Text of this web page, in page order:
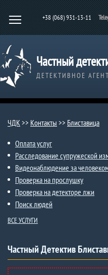
+38 (068) 931-13-11
Частный
ДЕТЕКТИВНОЕ
ЧДК>> Контакты >> Блиставица
Оплата услуг
Расследование супружеской
Видеонаблюдение за
Проверка на прослушку
Проверка на детекторе лжи
Поиск людей
ВСЕ УСЛУГИ
Частный Детектив